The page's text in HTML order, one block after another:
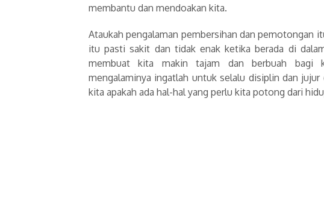
membantu dan mendoakan kita.
Ataukah pengalaman pembersihan dan pemotongan
itu pasti sakit dan tidak enak ketika berada di
membuat kita makin tajam dan berbuah bagi
mengalaminya ingatlah untuk selalu disiplin dan
kita apakah ada hal-hal yang perlu kita potong dari